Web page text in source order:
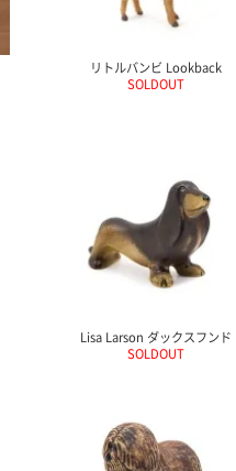
リトルバンビ Lookback
SOLDOUT
Lisa Larson ダックスフンド
SOLDOUT